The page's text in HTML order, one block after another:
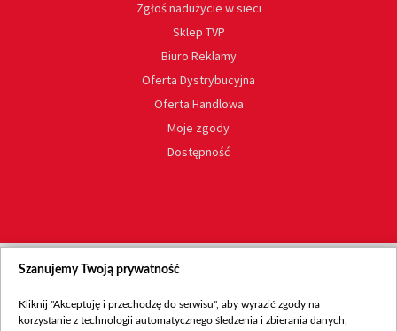
Zgłoś nadużycie w sieci
Sklep TVP
Biuro Reklamy
Oferta Dystrybucyjna
Oferta Handlowa
Moje zgody
Dostępność
Szanujemy Twoją prywatność
Kliknij "Akceptuję i przechodzę do serwisu", aby wyrazić zgody na
korzystanie z technologii automatycznego śledzenia i zbierania danych,